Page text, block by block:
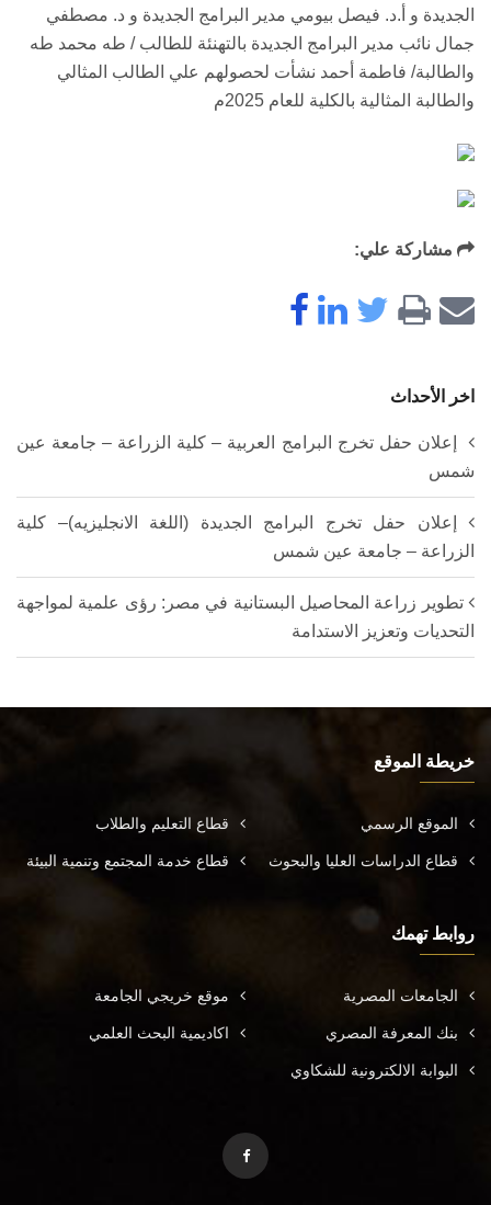
الجديدة و أ.د. فيصل بيومي مدير البرامج الجديدة و د. مصطفي
جمال نائب مدير البرامج الجديدة بالتهنئة للطالب / طه محمد طه
والطالبة/ فاطمة أحمد نشأت لحصولهم علي الطالب المثالي
والطالبة المثالية بالكلية للعام 2025م
مشاركة علي:
اخر الأحداث
إعلان حفل تخرج البرامج العربية – كلية الزراعة – جامعة عين
شمس
إعلان حفل تخرج البرامج الجديدة (اللغة الانجليزيه)– كلية
الزراعة – جامعة عين شمس
تطوير زراعة المحاصيل البستانية في مصر: رؤى علمية لمواجهة
التحديات وتعزيز الاستدامة
خريطة الموقع
الموقع الرسمي قطاع التعليم والطلاب
قطاع الدراسات العليا والبحوث قطاع خدمة المجتمع وتنمية البيئة
روابط تهمك
الجامعات المصرية موقع خريجي الجامعة
بنك المعرفة المصري اكاديمية البحث العلمي
البوابة الالكترونية للشكاوي